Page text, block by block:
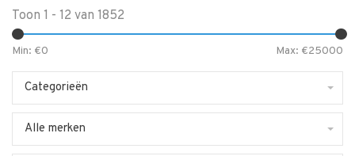
Toon 1 - 12 van 1852
Min: €0 Max: €25000
Categorieën
Alle merken